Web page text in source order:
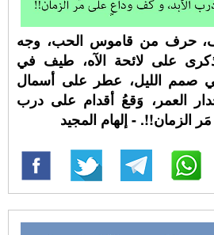
حرف من قاموس الحب، وجه
على لائحة الآه، طيف في
صمم الليل، عطر على أسمال
العمر، وَقعُ أقدام على درب
الزمان!!. - إلهام المجيد